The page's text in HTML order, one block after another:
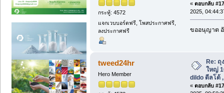
กระทู้: 4572
แจกเวบบอร์ดฟรี, โพสประกาศฟรี,
ลงประกาศฟรี
« ตอบกลับ
2025,
ขออนุญาต
tweed24hr
Hero Member
Re: ถุ
ใหญ่
dildo ดีลโด้
« ตอบกลับ